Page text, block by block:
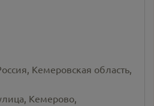
Кемеровская область,
Кемерово,